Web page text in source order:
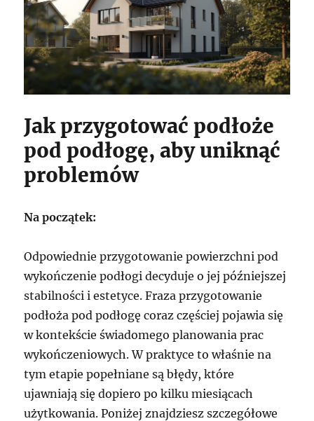
Jak przygotować podłoże
pod podłogę, aby uniknąć
problemów
Na początek:
Odpowiednie przygotowanie powierzchni pod
wykończenie podłogi decyduje o jej późniejszej
stabilności i estetyce. Fraza przygotowanie
podłoża pod podłogę coraz częściej pojawia się
w kontekście świadomego planowania prac
wykończeniowych. W praktyce to właśnie na
tym etapie popełniane są błędy, które
ujawniają się dopiero po kilku miesiącach
użytkowania. Poniżej znajdziesz szczegółowe